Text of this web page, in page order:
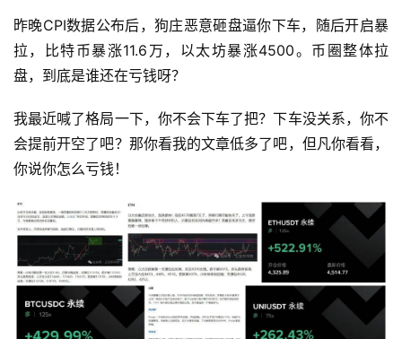
昨晚CPI数据公布后，狗庄恶意砸盘逼你下车，随后开启暴
拉，比特币暴涨11.6万，以太坊暴涨4500。币圈整体拉
盘，到底是谁还在亏钱呀？
我最近喊了格局一下，你不会下车了把？下车没关系，你不
会提前开空了吧？那你看我的文章低多了吧，但凡你看看，
你说你怎么亏钱！